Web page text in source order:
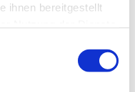
ihnen bereitgestellt